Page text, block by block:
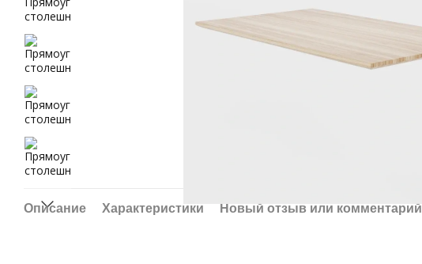
Описание Характеристики Новый отзыв или комментарий